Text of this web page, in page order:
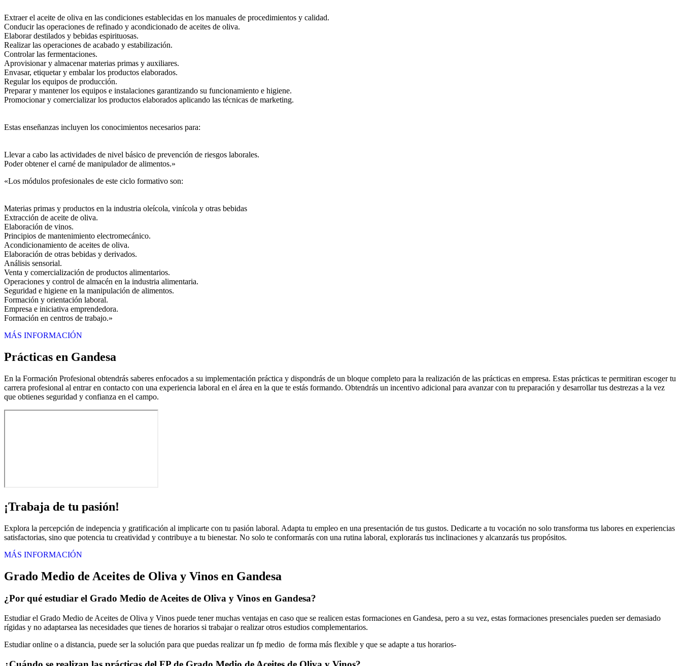
Extraer el aceite de oliva en las condiciones establecidas en los manuales de procedimientos y calidad.
Conducir las operaciones de refinado y acondicionado de aceites de oliva.
Elaborar destilados y bebidas espirituosas.
Realizar las operaciones de acabado y estabilización.
Controlar las fermentaciones.
Aprovisionar y almacenar materias primas y auxiliares.
Envasar, etiquetar y embalar los productos elaborados.
Regular los equipos de producción.
Preparar y mantener los equipos e instalaciones garantizando su funcionamiento e higiene.
Promocionar y comercializar los productos elaborados aplicando las técnicas de marketing.
Estas enseñanzas incluyen los conocimientos necesarios para:
Llevar a cabo las actividades de nivel básico de prevención de riesgos laborales.
Poder obtener el carné de manipulador de alimentos.»
«Los módulos profesionales de este ciclo formativo son:
Materias primas y productos en la industria oleícola, vinícola y otras bebidas
Extracción de aceite de oliva.
Elaboración de vinos.
Principios de mantenimiento electromecánico.
Acondicionamiento de aceites de oliva.
Elaboración de otras bebidas y derivados.
Análisis sensorial.
Venta y comercialización de productos alimentarios.
Operaciones y control de almacén en la industria alimentaria.
Seguridad e higiene en la manipulación de alimentos.
Formación y orientación laboral.
Empresa e iniciativa emprendedora.
Formación en centros de trabajo.»
MÁS INFORMACIÓN
Prácticas en Gandesa
En la Formación Profesional obtendrás saberes enfocados a su implementación práctica y dispondrás de un bloque completo para la realización de las prácticas en empresa. Estas prácticas te permitiran escoger tu
carrera profesional al entrar en contacto con una experiencia laboral en el área en la que te estás formando. Obtendrás un incentivo adicional para avanzar con tu preparación y desarrollar tus destrezas a la vez
que obtienes seguridad y confianza en el campo.
¡Trabaja de tu pasión!
Explora la percepción de indepencia y gratificación al implicarte con tu pasión laboral. Adapta tu empleo en una presentación de tus gustos. Dedicarte a tu vocación no solo transforma tus labores en experiencias
satisfactorias, sino que potencia tu creatividad y contribuye a tu bienestar. No solo te conformarás con una rutina laboral, explorarás tus inclinaciones y alcanzarás tus propósitos.
MÁS INFORMACIÓN
Grado Medio de Aceites de Oliva y Vinos en Gandesa
¿Por qué estudiar el Grado Medio de Aceites de Oliva y Vinos en Gandesa?
Estudiar el Grado Medio de Aceites de Oliva y Vinos puede tener muchas ventajas en caso que se realicen estas formaciones en Gandesa, pero a su vez, estas formaciones presenciales pueden ser demasiado
rígidas y no adaptarsea las necesidades que tienes de horarios si trabajar o realizar otros estudios complementarios.
Estudiar online o a distancia, puede ser la solución para que puedas realizar un fp medio de forma más flexible y que se adapte a tus horarios-